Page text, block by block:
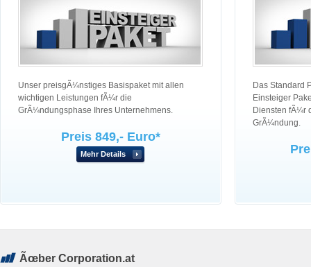
Unser preisgÃ¼nstiges Basispaket mit allen
wichtigen Leistungen fÃ¼r die
GrÃ¼ndungsphase Ihres Unternehmens.
Preis 849,- Euro*
Mehr Details
Das Standard
Einsteiger
Diensten fÃ¼r
GrÃ¼ndung.
Ãœber Corporation.at